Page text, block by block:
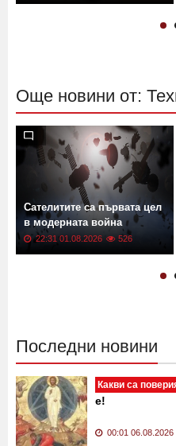
Още новини от:
Сателитите са първата цел
в модерната война
22:31 01.08.2026 526
Последни новини
Какви са
е!
00:01 06.08.2026